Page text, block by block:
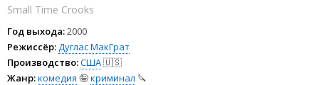
Small Time Crooks
Год выхода:2000
Режиссёр: Дуглас МакГрат
Производство:США🇺🇸
Жанр:комедия 🤪криминал 🔪